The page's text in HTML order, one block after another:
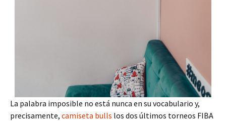
La palabra imposible no está nunca en su vocabulario y,
precisamente, camiseta bulls los dos últimos torneos FIBA